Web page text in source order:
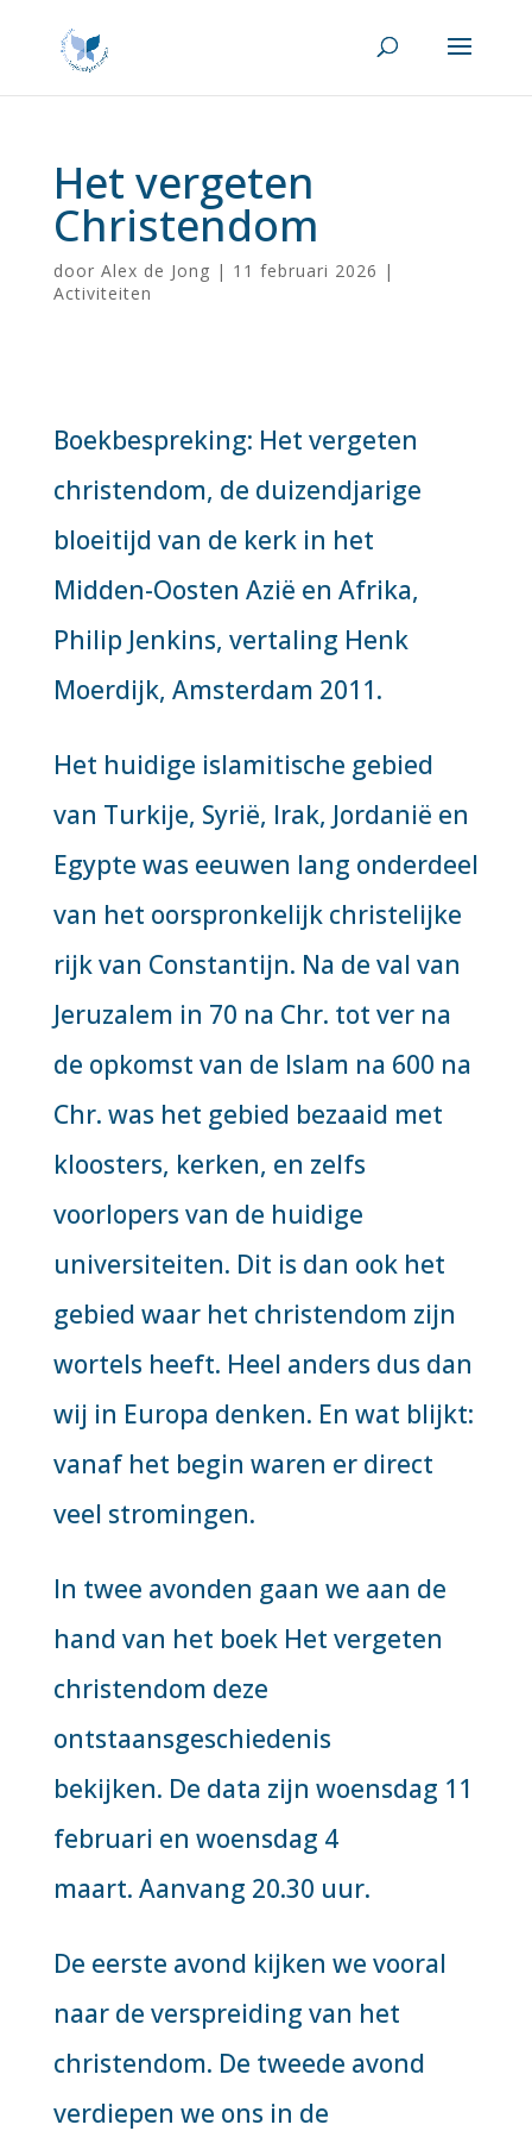
Het vergeten
Christendom
door Alex de Jong | 11 februari 2026 |
Activiteiten
Boekbespreking: Het vergeten
christendom, de duizendjarige
bloeitijd van de kerk in het
Midden-Oosten Azië en Afrika,
Philip Jenkins, vertaling Henk
Moerdijk, Amsterdam 2011.
Het huidige islamitische gebied
van Turkije, Syrië, Irak, Jordanië en
Egypte was eeuwen lang onderdeel
van het oorspronkelijk christelijke
rijk van Constantijn. Na de val van
Jeruzalem in 70 na Chr. tot ver na
de opkomst van de Islam na 600 na
Chr. was het gebied bezaaid met
kloosters, kerken, en zelfs
voorlopers van de huidige
universiteiten. Dit is dan ook het
gebied waar het christendom zijn
wortels heeft. Heel anders dus dan
wij in Europa denken. En wat blijkt:
vanaf het begin waren er direct
veel stromingen.
In twee avonden gaan we aan de
hand van het boek Het vergeten
christendom deze
ontstaansgeschiedenis
bekijken. De data zijn woensdag 11
februari en woensdag 4
maart. Aanvang 20.30 uur.
De eerste avond kijken we vooral
naar de verspreiding van het
christendom. De tweede avond
verdiepen we ons in de